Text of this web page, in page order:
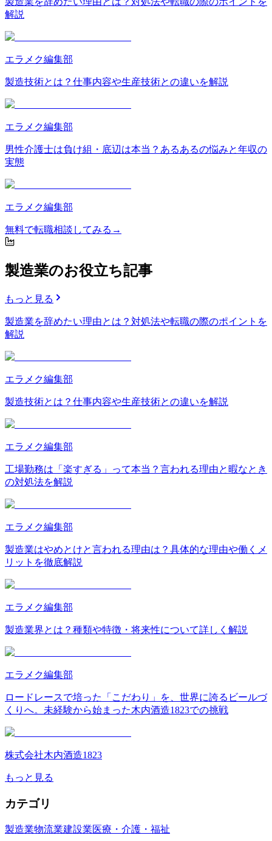
解説
エラメク編集部
製造技術とは？仕事内容や生産技術との違いを解説
エラメク編集部
男性介護士は負け組・底辺は本当？あるあるの悩みと年収の
実態
エラメク編集部
無料で転職相談 してみる →
製造業のお役立ち記事
もっと見る
製造業を辞めたい理由とは？対処法や転職の際のポイントを
解説
エラメク編集部
製造技術とは？仕事内容や生産技術との違いを解説
エラメク編集部
工場勤務は「楽すぎる」って本当？言われる理由と暇なとき
の対処法を解説
エラメク編集部
製造業はやめとけと言われる理由は？具体的な理由や働くメ
リットを徹底解説
エラメク編集部
製造業界とは？種類や特徴・将来性について詳しく解説
エラメク編集部
ロードレースで培った「こだわり」を、世界に誇るビールづ
くりへ。未経験から始まった木内酒造1823での挑戦
株式会社木内酒造1823
もっと見る
カテゴリ
製造業物流業建設業医療・介護・福祉